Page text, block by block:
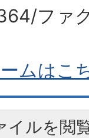
ファ
ムはこ
イルを閲